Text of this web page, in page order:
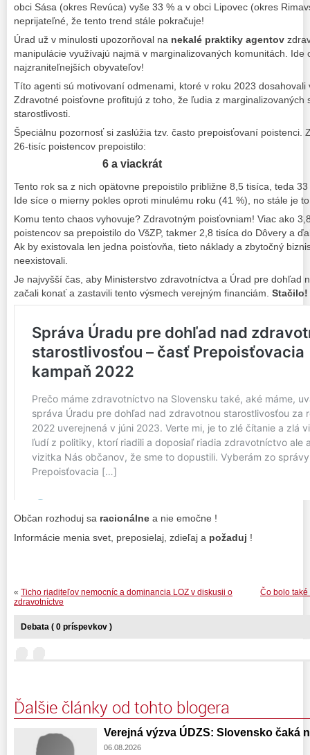
obci Sása (okres Revúca) vyše 33 % a v obci Lipovec (okres
neprijateľné, že tento trend stále pokračuje!
Úrad už v minulosti upozorňoval na nekalé praktiky agentov
manipulácie využívajú najmä v marginalizovaných komunitách. Ide
najzraniteľnejších obyvateľov!
Títo agenti sú motivovaní odmenami, ktoré v roku 2023
Zdravotné poisťovne profitujú z toho, že ľudia z marginalizovaných
starostlivosti.
Špeciálnu pozornosť si zaslúžia tzv. často prepoisťovaní poistenci.
26-tisíc poistencov prepoistilo:
6 a viackrát
Tento rok sa z nich opätovne prepoistilo približne 8,5 tisíca, teda
Ide síce o mierny pokles oproti minulému roku (41 %), no stále je
Komu tento chaos vyhovuje? Zdravotným poisťovniam! Viac ako
poistencov sa prepoistilo do VšZP, takmer 2,8 tisíca do Dôvery a
Ak by existovala len jedna poisťovňa, tieto náklady a zbytočný
neexistovali.
Je najvyšší čas, aby Ministerstvo zdravotníctva a Úrad pre dohľad
začali konať a zastavili tento výsmech verejným financiám. Stačilo!
Občan rozhoduj sa racionálne a nie emočne !
Informácie menia svet, preposielaj, zdieľaj a požaduj !
Čo bolo
« Ticho riaditeľov nemocníc a dominancia LOZ v diskusii o
zdravotníctve
Debata ( 0 príspevkov )
Ďalšie články od tohto blogera
Verejná výzva ÚDZS: Slovensko čaká
06.08.2026